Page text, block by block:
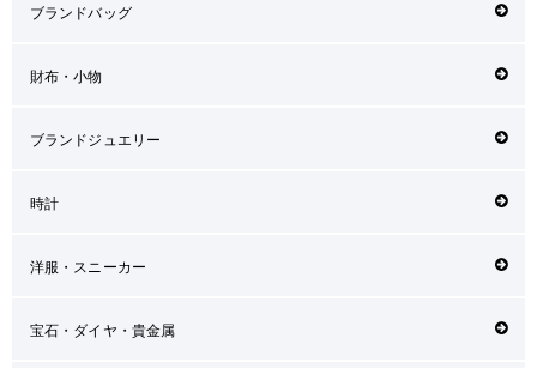
ブランドバッグ
財布・小物
ブランドジュエリー
時計
洋服・スニーカー
宝石・ダイヤ・貴金属